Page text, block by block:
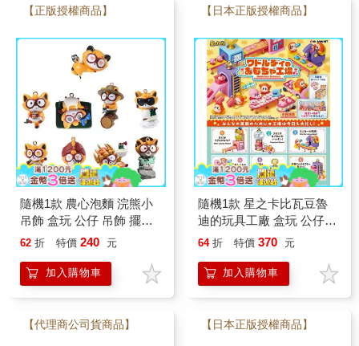
【正版授權商品】
隨機1款 農心泡麵 浣熊小
吊飾 盒玩 公仔 吊飾 擺飾
杯麵固定器 TOYTRON
62 折 特價 240 元
加入購物車
【日本正版授權商品】
隨機1款 星之卡比瓦豆魯
迪的玩具工廠 盒玩 公仔
擺飾 瓦豆魯迪 卡比之星
64 折 特價 370 元
加入購物車
【代理商公司貨商品】 【日本正版授權商品】